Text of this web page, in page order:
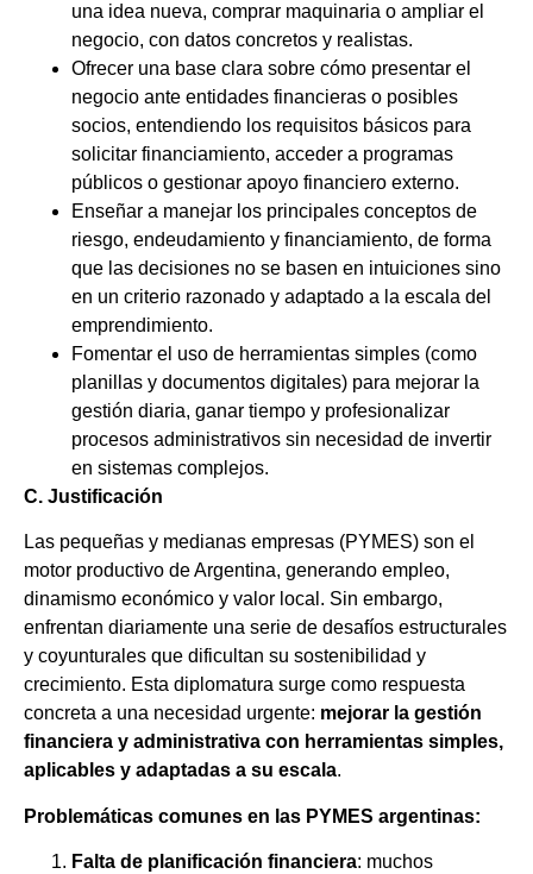
una idea nueva, comprar maquinaria o ampliar el
negocio, con datos concretos y realistas.
Ofrecer una base clara sobre cómo presentar el
negocio ante entidades financieras o posibles
socios, entendiendo los requisitos básicos para
solicitar financiamiento, acceder a programas
públicos o gestionar apoyo financiero externo.
Enseñar a manejar los principales conceptos de
riesgo, endeudamiento y financiamiento, de forma
que las decisiones no se basen en intuiciones sino
en un criterio razonado y adaptado a la escala del
emprendimiento.
Fomentar el uso de herramientas simples (como
planillas y documentos digitales) para mejorar la
gestión diaria, ganar tiempo y profesionalizar
procesos administrativos sin necesidad de invertir
en sistemas complejos.
C. Justificación
Las pequeñas y medianas empresas (PYMES) son el
motor productivo de Argentina, generando empleo,
dinamismo económico y valor local. Sin embargo,
enfrentan diariamente una serie de desafíos estructurales
y coyunturales que dificultan su sostenibilidad y
crecimiento. Esta diplomatura surge como respuesta
concreta a una necesidad urgente: mejorar la gestión
financiera y administrativa con herramientas simples,
aplicables y adaptadas a su escala.
Problemáticas comunes en las PYMES argentinas:
Falta de planificación financiera: muchos